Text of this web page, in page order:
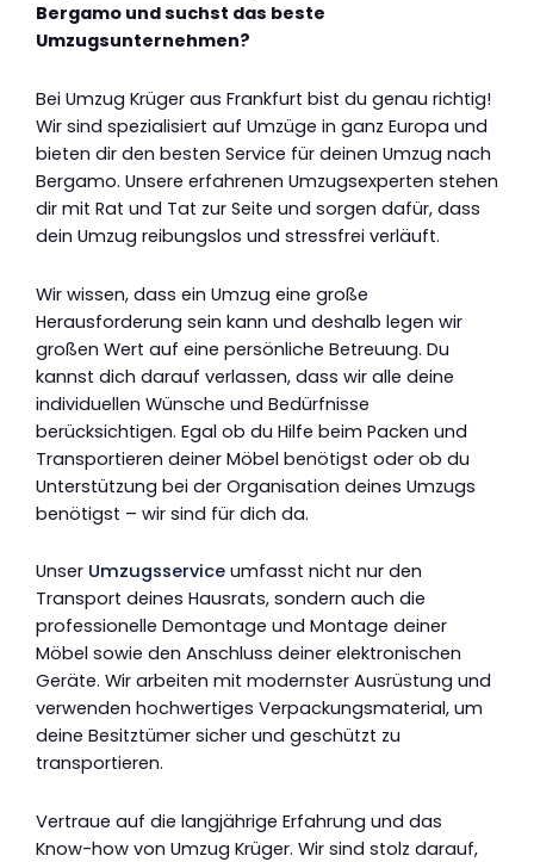
Bergamo und suchst das beste
Umzugsunternehmen?
Bei Umzug Krüger aus Frankfurt bist du genau richtig!
Wir sind spezialisiert auf Umzüge in ganz Europa und
bieten dir den besten Service für deinen Umzug nach
Bergamo. Unsere erfahrenen Umzugsexperten stehen
dir mit Rat und Tat zur Seite und sorgen dafür, dass
dein Umzug reibungslos und stressfrei verläuft.
Wir wissen, dass ein Umzug eine große
Herausforderung sein kann und deshalb legen wir
großen Wert auf eine persönliche Betreuung. Du
kannst dich darauf verlassen, dass wir alle deine
individuellen Wünsche und Bedürfnisse
berücksichtigen. Egal ob du Hilfe beim Packen und
Transportieren deiner Möbel benötigst oder ob du
Unterstützung bei der Organisation deines Umzugs
benötigst – wir sind für dich da.
Unser Umzugsservice umfasst nicht nur den
Transport deines Hausrats, sondern auch die
professionelle Demontage und Montage deiner
Möbel sowie den Anschluss deiner elektronischen
Geräte. Wir arbeiten mit modernster Ausrüstung und
verwenden hochwertiges Verpackungsmaterial, um
deine Besitztümer sicher und geschützt zu
transportieren.
Vertraue auf die langjährige Erfahrung und das
Know-how von Umzug Krüger. Wir sind stolz darauf,